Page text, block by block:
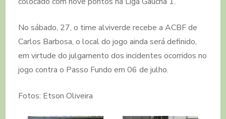
No sábado, 27, o time alviverde recebe a ACBF de
Carlos Barbosa, o local do jogo ainda será definido,
em virtude do julgamento dos incidentes ocorridos no
jogo contra o Passo Fundo em 06 de julho.
Fotos: Etson Oliveira